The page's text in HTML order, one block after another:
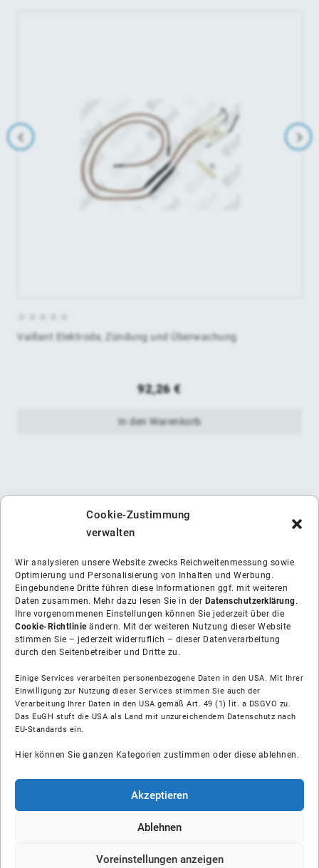
Cookie-Zustimmung
verwalten
Wir analysieren unsere Website zwecks Reichweitenmessung sowie
Optimierung und Personalisierung von Inhalten und Werbung.
Eingebundene Dritte führen diese Informationen ggf. mit weiteren
Daten zusammen. Mehr dazu lesen Sie in der Datenschutzerklärung.
Ihre vorgenommenen Einstellungen können Sie jederzeit über die
Cookie-Richtlinieändern. Mit der weiteren Nutzung dieser Website
stimmen Sie – jederzeit widerruflich – dieser Datenverarbeitung
durch den Seitenbetreiber und Dritte zu.
Einige Services verarbeiten personenbezogene Daten in den USA. Mit Ihrer
Einwilligung zur Nutzung dieser Services stimmen Sie auch der
Verarbeitung Ihrer Daten in den USA gemäß Art. 49 (1) lit. a DSGVO zu.
Das EuGH stuft die USA als Land mit unzureichendem Datenschutz nach
EU-Standards ein.
Hier können Sie ganzen Kategorien zustimmen oder diese ablehnen.
Akzeptieren
Ablehnen
Voreinstellungen anzeigen
Vaillant Elektrode, Zündung und Überwachung
92,26€
In den Warenkorb
Über uns
Soziale Medien